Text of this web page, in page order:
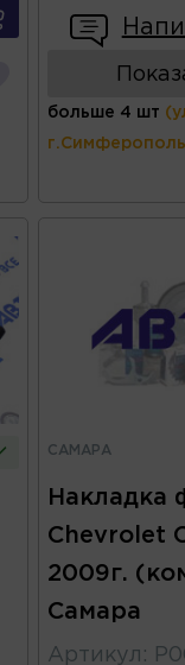
больше 4 шт
САМАРА
Накладка
Chevrolet
2009г.
Самара
Артикул :